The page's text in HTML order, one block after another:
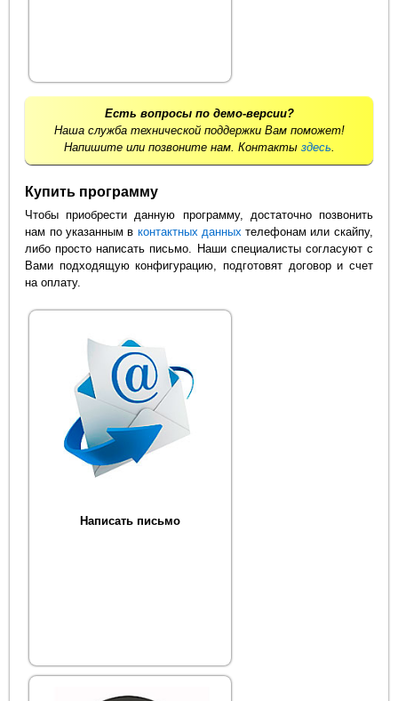
Есть вопросы по демо-версии?
Наша служба технической поддержки Вам поможет!
Напишите или позвоните нам. Контакты здесь.
Купить программу
Чтобы приобрести данную программу, достаточно позвонить
нам по указанным в контактных данныхтелефонам или скайпу,
либо просто написать письмо. Наши специалисты согласуют с
Вами подходящую конфигурацию, подготовят договор и счет
на оплату.
Написать письмо